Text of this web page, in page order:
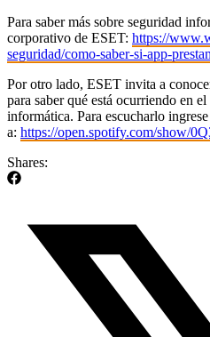
Para saber más sobre seguridad
corporativo de ESET: https://
seguridad/como-saber-si-app-
Por otro lado, ESET invita a
para saber qué está ocurriendo en
informática. Para escucharlo ingrese
a: https://open.spotify.com/show/
Shares: